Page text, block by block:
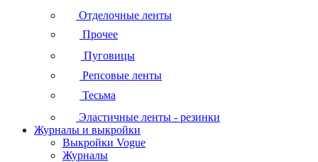
Отделочные ленты
Прочее
Пуговицы
Репсовые ленты
Тесьма
Эластичные ленты - резинки
Журналы и выкройки
Выкройки Vogue
Журналы